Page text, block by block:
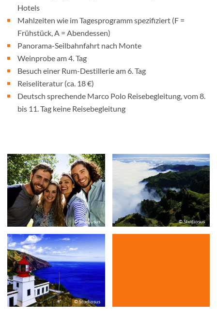
Hotels
Mahlzeiten wie im Tagesprogramm spezifiziert (F =
Frühstück, A = Abendessen)
Panorama-Seilbahnfahrt nach Monte
Weinprobe am 4. Tag
Besuch einer Rum-Destillerie am 6. Tag
Reiseliteratur (ca. 18 €)
Deutsch sprechende Marco Polo Reisebegleitung, vom 8.
bis 11. Tag keine Reisebegleitung
© Studiosus © Studiosus
© Studiosus